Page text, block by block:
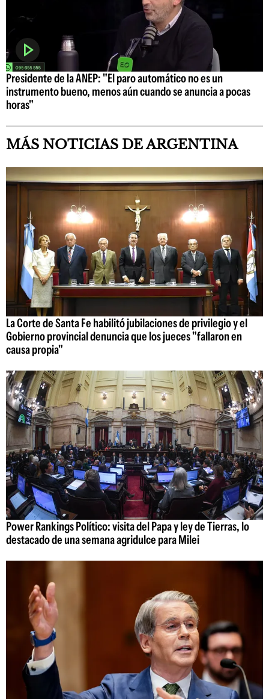
Presidente de la ANEP: "El paro automático no es un
instrumento bueno, menos aún cuando se anuncia a pocas
horas"
MÁS NOTICIAS DE ARGENTINA
La Corte de Santa Fe habilitó jubilaciones de privilegio y el
Gobierno provincial denuncia que los jueces "fallaron en
causa propia"
Power Rankings Político: visita del Papa y ley de Tierras, lo
destacado de una semana agridulce para Milei